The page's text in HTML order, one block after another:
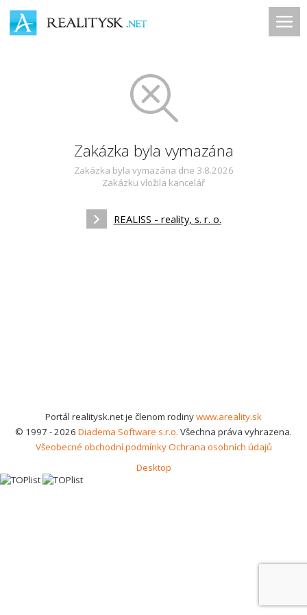
Zakázka byla vymazána
Zakázka byla vymazána dne 3.8.2026
Zakázku vložila kancelář
REALISS - reality, s. r. o.
Portál realitysk.net je členom rodinywww.areality.sk
© 1997 - 2026 Diadema Software s.r.o. Všechna práva vyhrazena.
Všeobecné obchodní podmínkyOchrana osobních údajů
Desktop